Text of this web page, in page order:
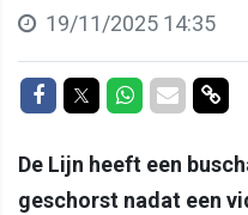
19/11/2025 14:35
Delen op Facebook
Delen op Twitter
Delen op
Delen
De Lijn heeft een
geschorst nadat een